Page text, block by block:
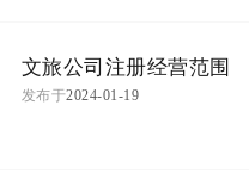
文旅公司注册经营范围
发布于2024-01-19